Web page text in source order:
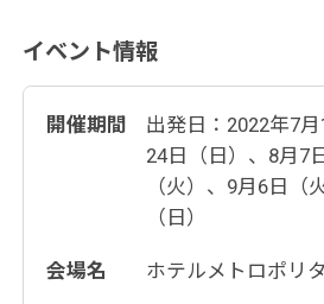
イベント情報
開催期間
出発日：2022年7
24日（日）、8月7
（火）、9月6日（
（日）
会場名 ホテルメトロポリ